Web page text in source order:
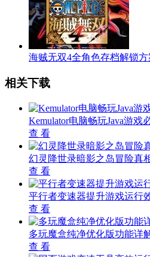
海贼无双4全角色存档解锁方
相关下载
Kemulator电脑畅玩Java游戏
查 看
幻灵降世录暗影之岛冒险真
查 看
平行者变速器提升游戏运行
查 看
多玩魔盒纯净优化版功能详
查 看